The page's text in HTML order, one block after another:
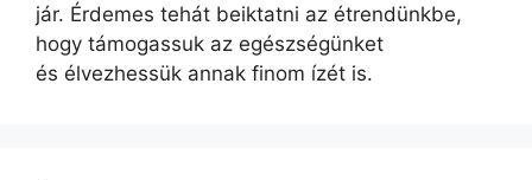
jár. Érdemes tehát beiktatni az étrendünkbe,
hogy támogassuk az egészségünket
és élvezhessük annak finom ízét is.